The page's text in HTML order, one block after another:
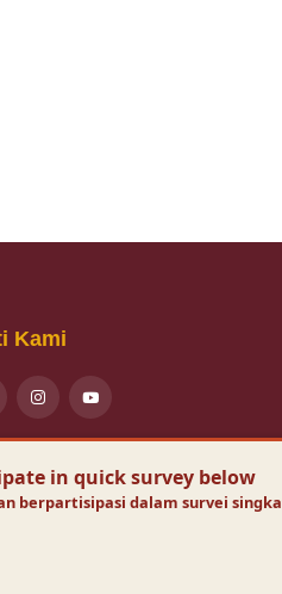
in quick survey below
berpartisipasi dalam survei
Kami
:132151
Visitors :1